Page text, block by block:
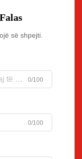
së shpejti.
0/100
0/100